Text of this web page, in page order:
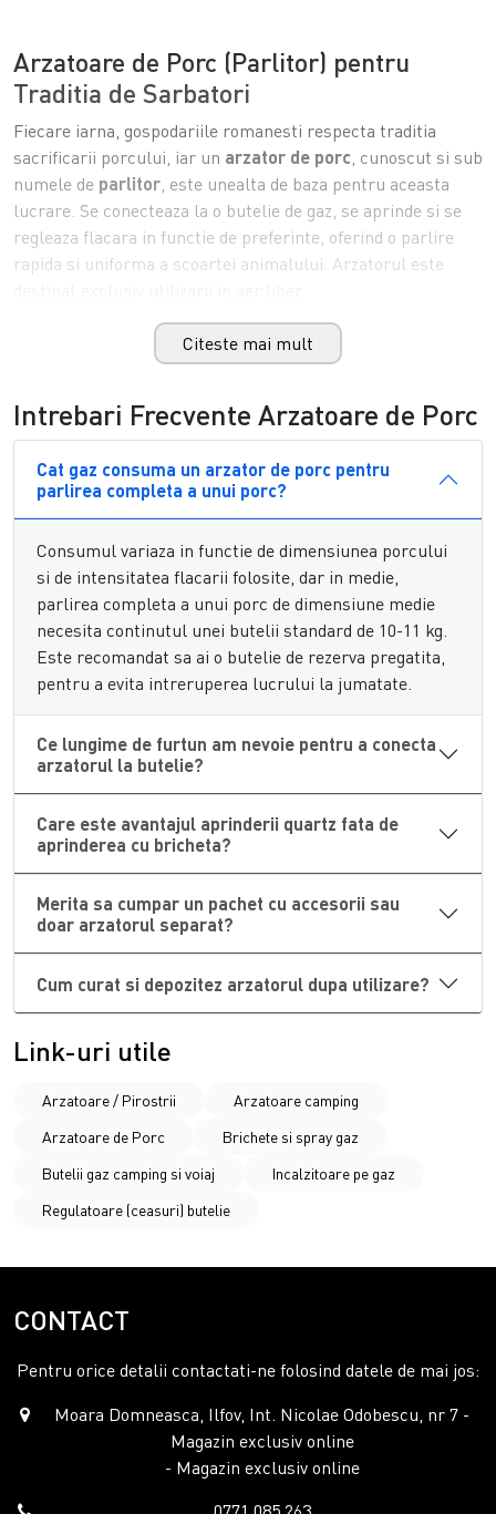
Arzatoare de Porc (Parlitor) pentru
Traditia de Sarbatori
Fiecare iarna, gospodariile romanesti respecta traditia
sacrificarii porcului, iar un arzator de porc, cunoscut si sub
numele de parlitor, este unealta de baza pentru aceasta
lucrare. Se conecteaza la o butelie de gaz, se aprinde si se
regleaza flacara in functie de preferinte, oferind o parlire
rapida si uniforma a scoartei animalului. Arzatorul este
Parlitor Simplu saucu Clapeta
robinet de reglaj, cat si
parlitorul cu clapeta , care ofera
control suplimentar al intensitatii flacarii pentru un plus de
ergonomic, pentru o utilizare confortabila sisigura, chiar si
in conditii
de frig sau umezeala
Pachete Complete cu Accesorii
completa a sarbatorilor, oferim si
pachete cu accesorii
, care includ, pe langa arzator,
elemente precum manusi vatuite pentru protectie, perii
speciale pentru curatarea porcului, ibrice emailate,
ligheane, tocatoare si chiar cratite emailate de mari
achizitionarea separata a fiecarui articol, oferind tot ce ai
nevoie intr-o singura comanda pentru traditia anuala.
Citeste mai mult
Intrebari Frecvente Arzatoare de Porc
Cat gaz consuma un arzator de porc pentru
parlirea completa a unui porc?
Consumul variaza in functie de dimensiunea porcului
si de intensitatea flacarii folosite, dar in medie,
parlirea completa a unui porc de dimensiune medie
necesita continutul unei butelii standard de 10-11 kg.
Este recomandat sa ai o butelie de rezerva pregatita,
pentru a evita intreruperea lucrului la jumatate.
Ce lungime de furtun am nevoie pentru a conecta
arzatorul la butelie?
Care este avantajul aprinderii quartz fata de
aprinderea cu bricheta?
Merita sa cumpar un pachet cu accesorii sau
doar arzatorul separat?
Cum curat si depozitez arzatorul dupa utilizare?
Link-uri utile
Arzatoare / Pirostrii
Arzatoare camping
Arzatoare de Porc
Brichete si spray gaz
Butelii gaz camping si voiaj
Incalzitoare pe gaz
Regulatoare (ceasuri) butelie
CONTACT
Pentru orice detalii contactati-ne folosind datele de mai jos:
Moara Domneasca, Ilfov, Int. Nicolae Odobescu, nr 7 -
Magazin exclusiv online
- Magazin exclusiv online